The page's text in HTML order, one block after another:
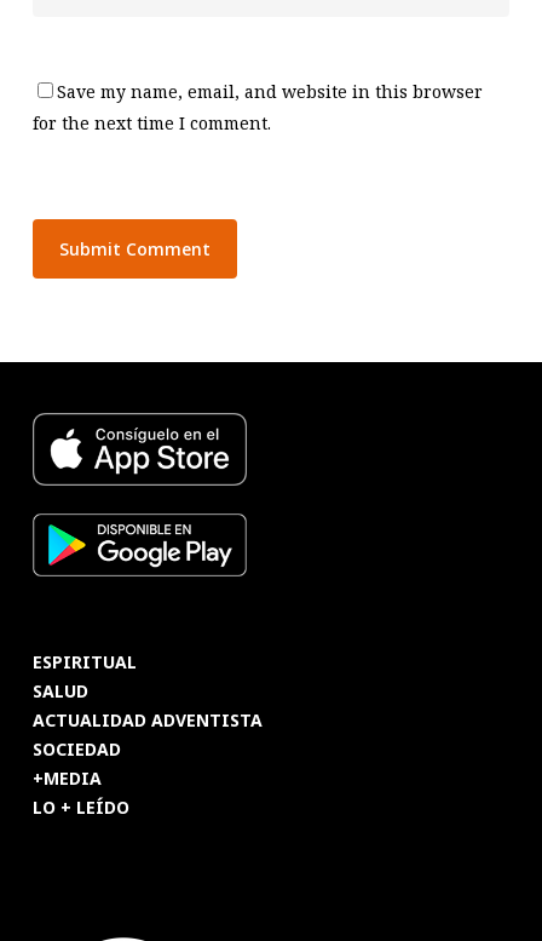
Save my name, email, and website in this browser
for the next time I comment.
ESPIRITUAL
SALUD
ACTUALIDAD ADVENTISTA
SOCIEDAD
+MEDIA
LO + LEÍDO